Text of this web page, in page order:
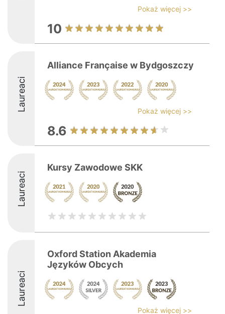
Pokaż więcej >>
10
Laureaci
Alliance Française w Bydgoszczy
Pokaż więcej >>
8.6
Laureaci
Kursy Zawodowe SKK
Laureaci
Oxford Station Akademia
Języków Obcych
Pokaż więcej >>